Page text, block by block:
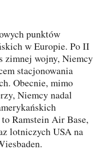
w Europie. Po II
zimnej wojny, Niemcy
stacjonowania
Obecnie, mimo
Niemcy nadal
Ramstein Air Base,
lotniczych USA na